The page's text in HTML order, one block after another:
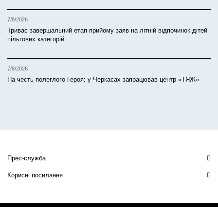
7/8/2026
Триває завершальний етап прийому заяв на літній відпочинок дітей
пільгових категорій
7/8/2026
На честь полеглого Героя: у Черкасах запрацював центр «ТЯЖ»
Прес-служба
Корисні посилання